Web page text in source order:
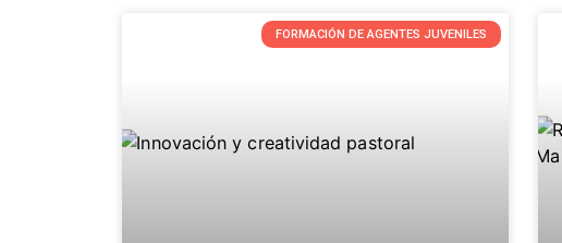
FORMACIÓN DE AGENTES JUVENILES